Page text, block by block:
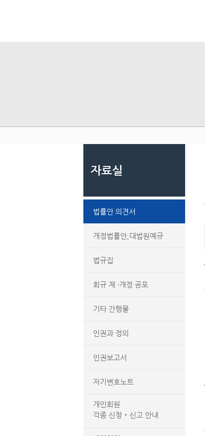
자료실
법률안 의견서
개정법률안,대법원예규
법규집
회규 제 ·개정 공포
기타 간행물
인권과 정의
인권보고서
자기변호노트
개인회원
각종 신청‧신고 안내